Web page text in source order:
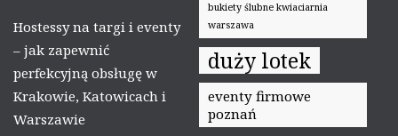
Hostessy na targi i eventy
– jak zapewnić
perfekcyjną obsługę w
Krakowie, Katowicach i
Warszawie
bukiety ślubne kwiaciarnia
warszawa
duży lotek
eventy firmowe
poznań